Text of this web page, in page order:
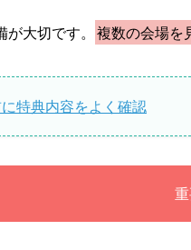
大切です。 複数の会場を
特典内容をよく確認